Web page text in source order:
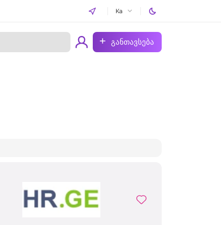
Ka
განთავსება